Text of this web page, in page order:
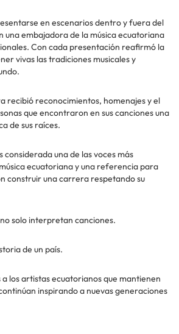
en escenarios dentro y fuera del
una embajadora de la música ecuatoriana
Con cada presentación reafirmó la
vivas las tradiciones musicales y
recibió reconocimientos, homenajes y el
que encontraron en sus canciones una
de sus raíces.
considerada una de las voces más
ecuatoriana y una referencia para
construir una carrera respetando su
solo interpretan canciones.
de un país.
a los artistas ecuatorianos que mantienen
inspirando a nuevas generaciones